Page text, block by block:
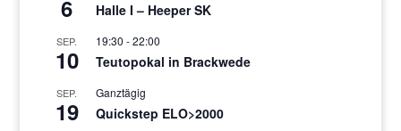
6 Halle I – Heeper SK
SEP.
10
19:30 -22:00
Teutopokal in Brackwede
SEP.
19
Ganztägig
Quickstep ELO>2000